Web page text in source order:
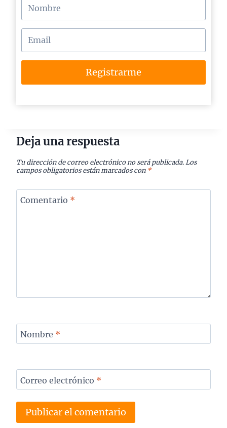
Registrarme
Deja una respuesta
Tu dirección de correo electrónico no será publicada. Los
campos obligatorios están marcados con *
Comentario *
Nombre *
Correo electrónico *